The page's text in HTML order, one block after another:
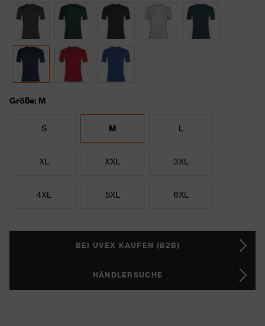
Größe: M
S M L
XL XXL 3XL
4XL 5XL 6XL
BEI UVEX KAUFEN (B2B)
HÄNDLERSUCHE